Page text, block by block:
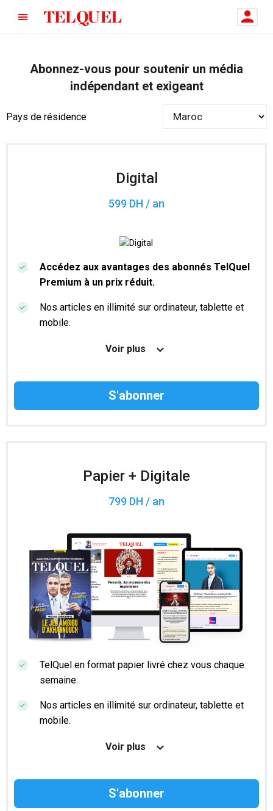
Abonnez-vous pour soutenir un média
indépendant et exigeant
Pays de résidence
Digital
599 DH / an
Accédez aux avantages des abonnés TelQuel
Premium à un prix réduit.
Nos articles en illimité sur ordinateur, tablette et
mobile.
Le magazine TelQuel en numérique avant la sortie
Des informations confidentielles résérvées aux
Voir plus
Papier + Digitale
799 DH / an
TelQuel en format papier livré chez vous chaque
semaine.
Nos articles en illimité sur ordinateur, tablette et
mobile.
Le magazine TelQuel en numérique avant la sortie
Voir plus